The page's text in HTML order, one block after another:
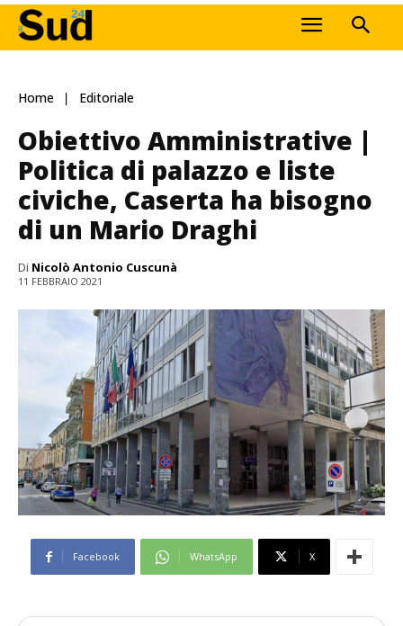
Home Editoriale
Obiettivo Amministrative |
Politica di palazzo e liste
civiche, Caserta ha bisogno
di un Mario Draghi
Di Nicolò Antonio Cuscunà
11 FEBBRAIO 2021
Facebook WhatsApp X